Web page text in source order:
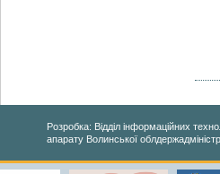
Розробка: Відділ інформаційних
апарату Волинської